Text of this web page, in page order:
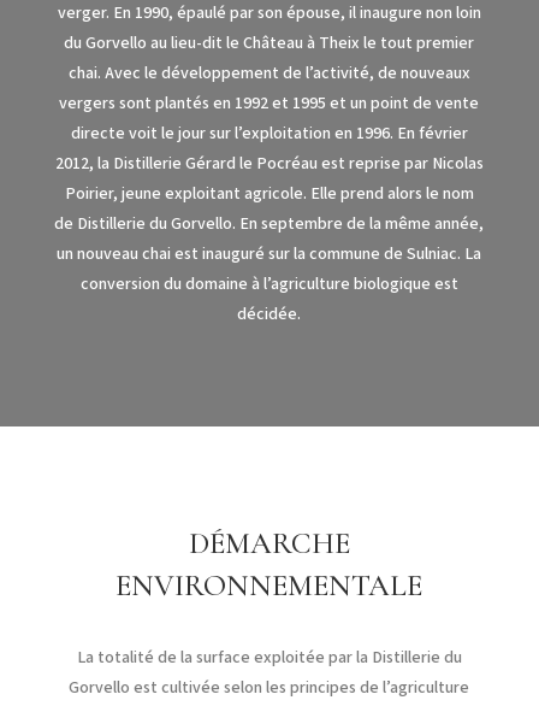
verger. En 1990, épaulé par son épouse, il inaugure non loin
du Gorvello au lieu-dit le Château à Theix le tout premier
chai. Avec le développement de l’activité, de nouveaux
vergers sont plantés en 1992 et 1995 et un point de vente
directe voit le jour sur l’exploitation en 1996. En février
2012, la Distillerie Gérard le Pocréau est reprise par Nicolas
Poirier, jeune exploitant agricole. Elle prend alors le nom
de Distillerie du Gorvello. En septembre de la même année,
un nouveau chai est inauguré sur la commune de Sulniac. La
conversion du domaine à l’agriculture biologique est
décidée.
DÉMARCHE
ENVIRONNEMENTALE
La totalité de la surface exploitée par la Distillerie du
Gorvello est cultivée selon les principes de l’agriculture